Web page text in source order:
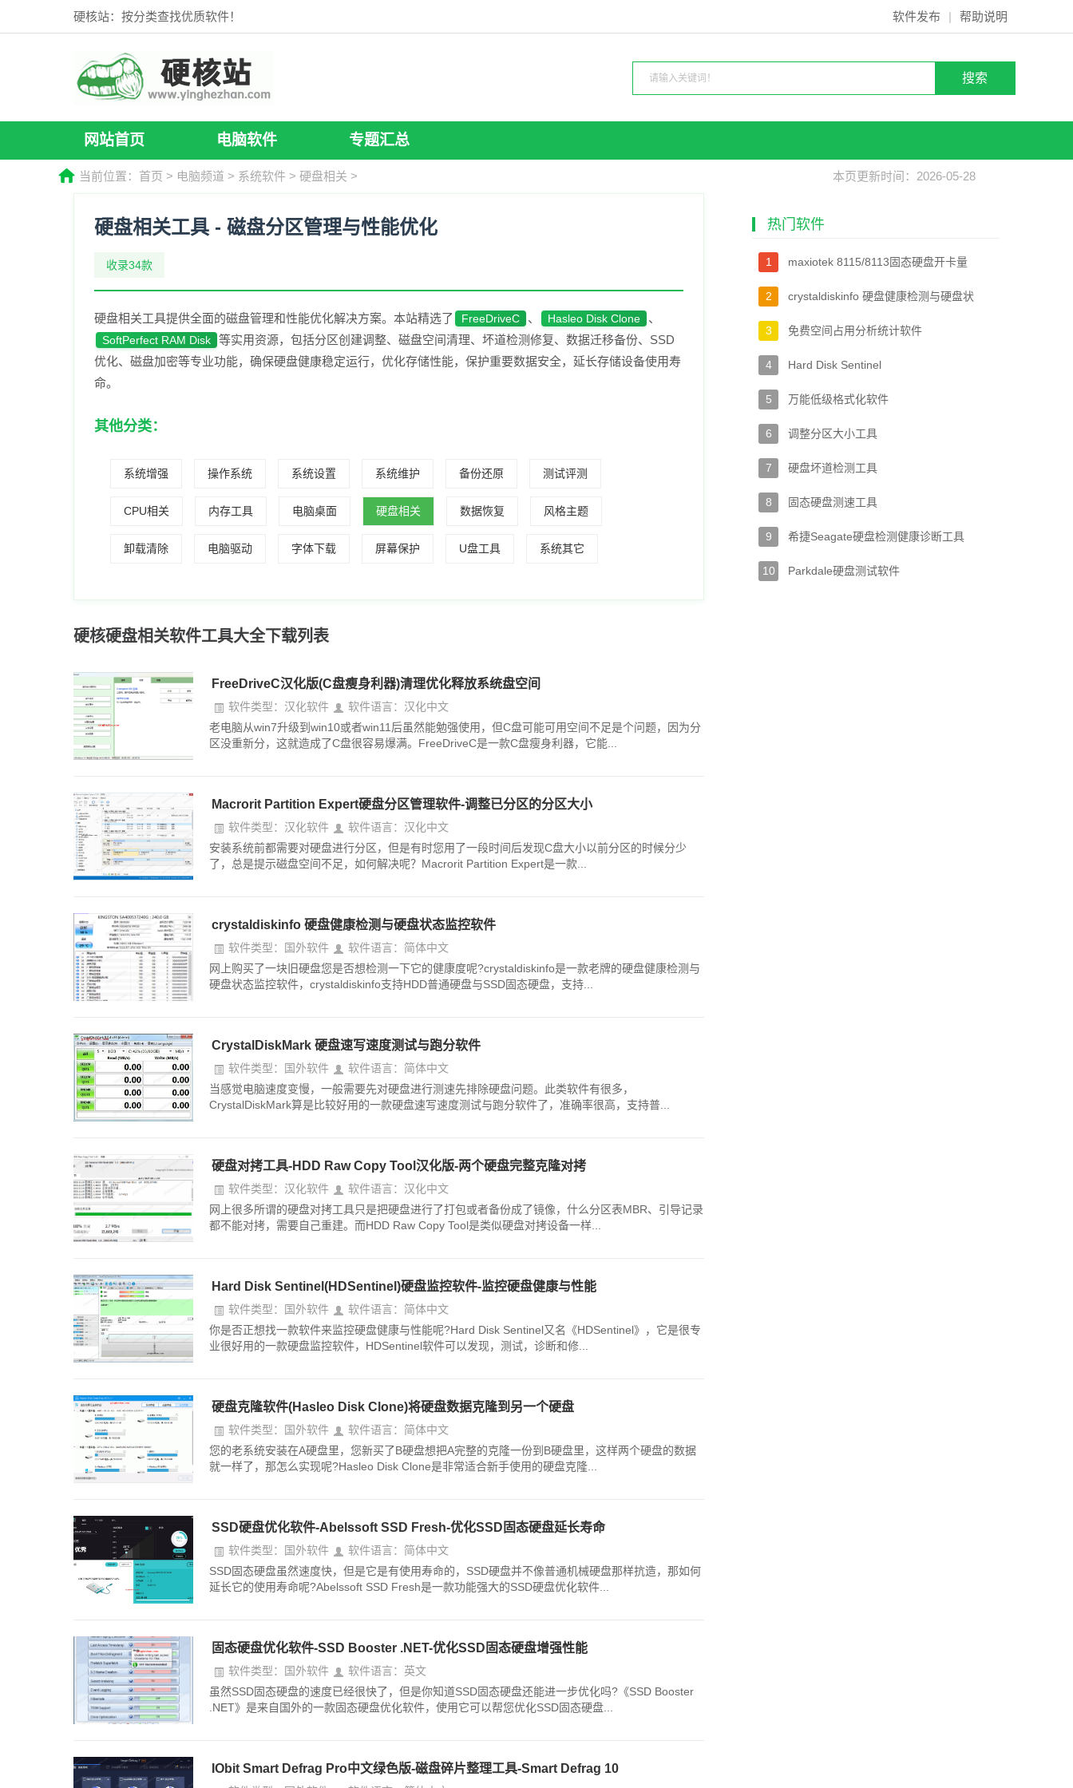
硬核站：按分类查找优质软件！ 软件发布 | 帮助说明
网站首页 电脑软件 专题汇总
当前位置： 首页 > 电脑频道 > 系统软件 > 硬盘相关 > 本页更新时间：2026-05-28
硬盘相关工具 - 磁盘分区管理与性能优化
收录34款
硬盘相关工具提供全面的磁盘管理和性能优化解决方案。本站精选了 FreeDriveC 、 Hasleo Disk Clone 、
SoftPerfect RAM Disk
等实用资源，包括分区创建调整、磁盘空间清理、坏道检测修复、数据迁移备份、SSD
优化、磁盘加密等专业功能，确保硬盘健康稳定运行，优化存储性能，保护重要数据安全，延长存储设备使用寿
命。
其他分类：
系统增强 操作系统 系统设置 系统维护 备份还原 测试评测
CPU相关 内存工具 电脑桌面 硬盘相关 数据恢复 风格主题
卸载清除 电脑驱动 字体下载 屏幕保护 U盘工具 系统其它
硬核硬盘相关软件工具大全下载列表
FreeDriveC汉化版(C盘瘦身利器)清理优化释放系统盘空间
软件类型：汉化软件
软件语言：汉化中文
老电脑从win7升级到win10或者win11后虽然能勉强使用，但C盘可能可用空间不足是个问题，因为分
区没重新分，这就造成了C盘很容易爆满。FreeDriveC是一款C盘瘦身利器，它能...
Macrorit Partition Expert硬盘分区管理软件-调整已分区的分区大小
软件类型：汉化软件
软件语言：汉化中文
安装系统前都需要对硬盘进行分区，但是有时您用了一段时间后发现C盘大小以前分区的时候分少
了，总是提示磁盘空间不足，如何解决呢？Macrorit Partition Expert是一款...
crystaldiskinfo 硬盘健康检测与硬盘状态监控软件
软件类型：国外软件
软件语言：简体中文
网上购买了一块旧硬盘您是否想检测一下它的健康度呢?crystaldiskinfo是一款老牌的硬盘健康检测与
硬盘状态监控软件，crystaldiskinfo支持HDD普通硬盘与SSD固态硬盘，支持...
CrystalDiskMark 硬盘速写速度测试与跑分软件
软件类型：国外软件
软件语言：简体中文
当感觉电脑速度变慢，一般需要先对硬盘进行测速先排除硬盘问题。此类软件有很多，
CrystalDiskMark算是比较好用的一款硬盘速写速度测试与跑分软件了，准确率很高，支持普...
硬盘对拷工具-HDD Raw Copy Tool汉化版-两个硬盘完整克隆对拷
软件类型：汉化软件
软件语言：汉化中文
网上很多所谓的硬盘对拷工具只是把硬盘进行了打包或者备份成了镜像，什么分区表MBR、引导记录
都不能对拷，需要自己重建。而HDD Raw Copy Tool是类似硬盘对拷设备一样...
Hard Disk Sentinel(HDSentinel)硬盘监控软件-监控硬盘健康与性能
软件类型：国外软件
软件语言：简体中文
你是否正想找一款软件来监控硬盘健康与性能呢?Hard Disk Sentinel又名《HDSentinel》，它是很专
业很好用的一款硬盘监控软件，HDSentinel软件可以发现，测试，诊断和修...
硬盘克隆软件(Hasleo Disk Clone)将硬盘数据克隆到另一个硬盘
软件类型：国外软件
软件语言：简体中文
您的老系统安装在A硬盘里，您新买了B硬盘想把A完整的克隆一份到B硬盘里，这样两个硬盘的数据
就一样了，那怎么实现呢?Hasleo Disk Clone是非常适合新手使用的硬盘克隆...
SSD硬盘优化软件-Abelssoft SSD Fresh-优化SSD固态硬盘延长寿命
软件类型：国外软件
软件语言：简体中文
SSD固态硬盘虽然速度快，但是它是有使用寿命的，SSD硬盘并不像普通机械硬盘那样抗造，那如何
延长它的使用寿命呢?Abelssoft SSD Fresh是一款功能强大的SSD硬盘优化软件...
固态硬盘优化软件-SSD Booster .NET-优化SSD固态硬盘增强性能
软件类型：国外软件
软件语言：英文
虽然SSD固态硬盘的速度已经很快了，但是你知道SSD固态硬盘还能进一步优化吗?《SSD Booster
.NET》是来自国外的一款固态硬盘优化软件，使用它可以帮您优化SSD固态硬盘...
IObit Smart Defrag Pro中文绿色版-磁盘碎片整理工具-Smart Defrag 10
热门软件
1
maxiotek 8115/8113固态硬盘开卡量
2
crystaldiskinfo 硬盘健康检测与硬盘状
3
免费空间占用分析统计软件
4 Hard Disk Sentinel
5 万能低级格式化软件
6 调整分区大小工具
7 硬盘坏道检测工具
8 固态硬盘测速工具
9 希捷Seagate硬盘检测健康诊断工具
10 Parkdale硬盘测试软件